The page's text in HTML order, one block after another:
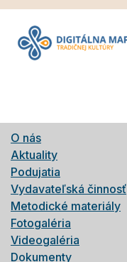
O nás
Aktuality
Podujatia
Vydavateľská činnosť
Metodické materiály
Fotogaléria
Videogaléria
Dokumenty